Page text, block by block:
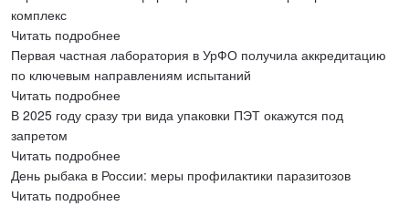
комплекс
Читать подробнее
Первая частная лаборатория в УрФО получила аккредитацию
по ключевым направлениям испытаний
Читать подробнее
В 2025 году сразу три вида упаковки ПЭТ окажутся под
запретом
Читать подробнее
День рыбака в России: меры профилактики паразитозов
Читать подробнее